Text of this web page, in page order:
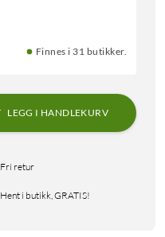
Finnes i 31 butikker.
LEGG I HANDLEKURV
Fri retur
Hent i butikk, GRATIS!